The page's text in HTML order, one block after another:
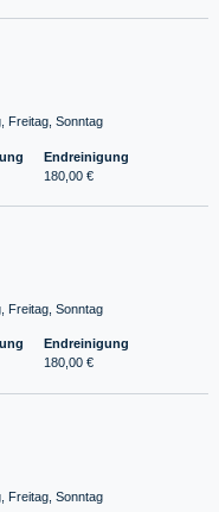
Freitag, Sonntag
Endreinigung
180,00 €
Freitag, Sonntag
Endreinigung
180,00 €
Freitag, Sonntag